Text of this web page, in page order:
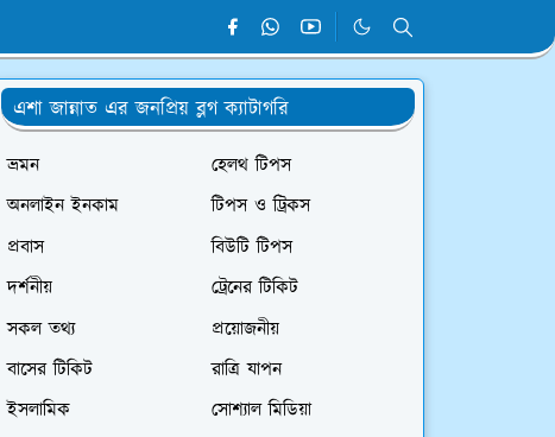
এশা জান্নাত এর জনপ্রিয় ব্লগ ক্যাটাগরি
ভ্রমন
হেলথ টিপস
অনলাইন ইনকাম
টিপস ও ট্রিকস
প্রবাস
বিউটি টিপস
দর্শনীয়
ট্রেনের টিকিট
সকল তথ্য
প্রয়োজনীয়
বাসের টিকিট
রাত্রি যাপন
ইসলামিক
সোশ্যাল মিডিয়া